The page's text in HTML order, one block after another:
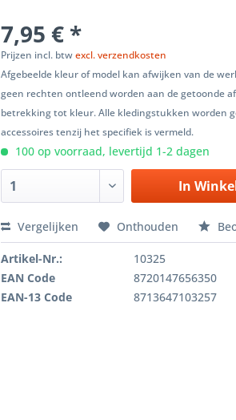
7,95 € *
Prijzen incl. btwexcl. verzendkosten
Afgebeelde kleur of model kan afwijken van de
geen rechten ontleend worden aan de getoonde
betrekking tot kleur. Alle kledingstukken worden
accessoires tenzij het specifiek is vermeld.
100 op voorraad, levertijd 1-2 dagen
In
Vergelijken Onthouden
Artikel-Nr.:
10325
EAN Code
8720147656350
EAN-13 Code
8713647103257